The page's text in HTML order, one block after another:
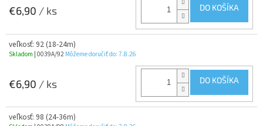
€6,90 / ks DO KOŠÍKA
veľkosť: 92 (18-24m)
Skladom | 0039A/92 Môžeme doručiť do: 7.8.26
€6,90 / ks DO KOŠÍKA
veľkosť: 98 (24-36m)